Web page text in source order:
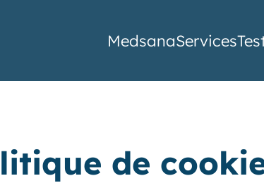
sportif
MedsanaServices
de